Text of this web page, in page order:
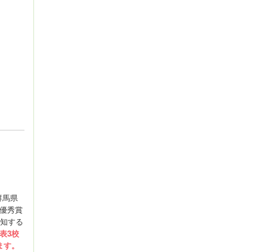
馬県
秀賞
する
3校
。